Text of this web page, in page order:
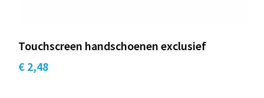
Touchscreen handschoenen exclusief
€ 2,48